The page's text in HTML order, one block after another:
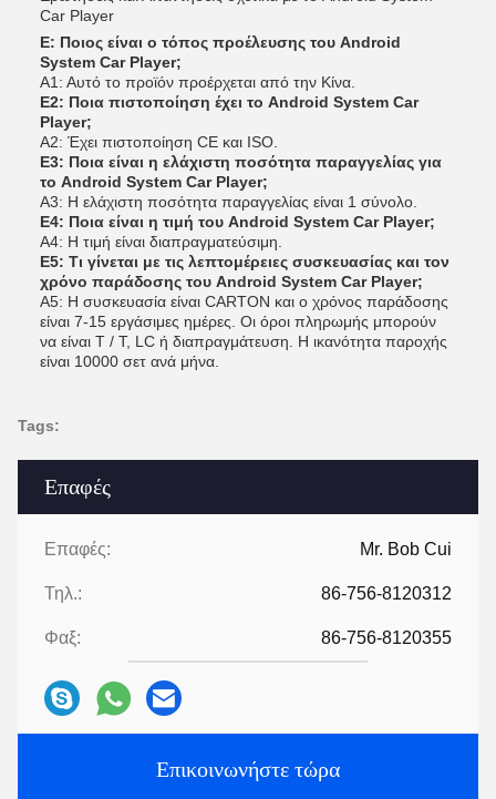
Επαφές
Επαφές: Mr. Bob Cui
Τηλ.: 86-756-8120312
Φαξ: 86-756-8120355
Επικοινωνήστε τώρα
Car Player
Ε: Ποιος είναι ο τόπος προέλευσης του Android
System Car Player;
Α1: Αυτό το προϊόν προέρχεται από την Κίνα.
Ε2: Ποια πιστοποίηση έχει το Android System Car
Player;
Α2: Έχει πιστοποίηση CE και ISO.
Ε3: Ποια είναι η ελάχιστη ποσότητα παραγγελίας για
το Android System Car Player;
Α3: Η ελάχιστη ποσότητα παραγγελίας είναι 1 σύνολο.
Ε4: Ποια είναι η τιμή του Android System Car Player;
Α4: Η τιμή είναι διαπραγματεύσιμη.
Ε5: Τι γίνεται με τις λεπτομέρειες συσκευασίας και τον
χρόνο παράδοσης του Android System Car Player;
Α5: Η συσκευασία είναι CARTON και ο χρόνος παράδοσης
είναι 7-15 εργάσιμες ημέρες. Οι όροι πληρωμής μπορούν
να είναι T / T, LC ή διαπραγμάτευση. Η ικανότητα παροχής
είναι 10000 σετ ανά μήνα.
Tags: